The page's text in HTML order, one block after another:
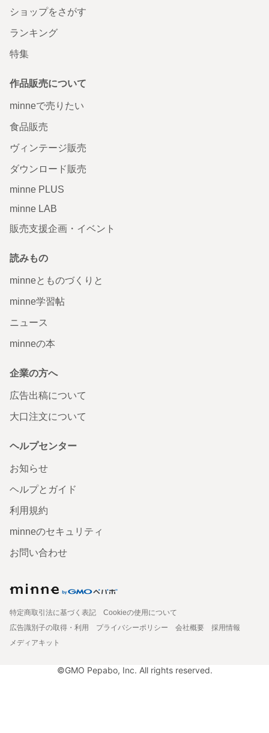
ショップをさがす
ランキング
特集
作品販売について
minneで売りたい
食品販売
ヴィンテージ販売
ダウンロード販売
minne PLUS
minne LAB
販売支援企画・イベント
読みもの
minneとものづくりと
minne学習帖
ニュース
minneの本
企業の方へ
広告出稿について
大口注文について
ヘルプセンター
お知らせ
ヘルプとガイド
利用規約
minneのセキュリティ
お問い合わせ
特定商取引法に基づく表記
Cookieの使用について
広告識別子の取得・利用
プライバシーポリシー 会社概要
採用情報
メディアキット
©GMO Pepabo, Inc. All rights reserved.